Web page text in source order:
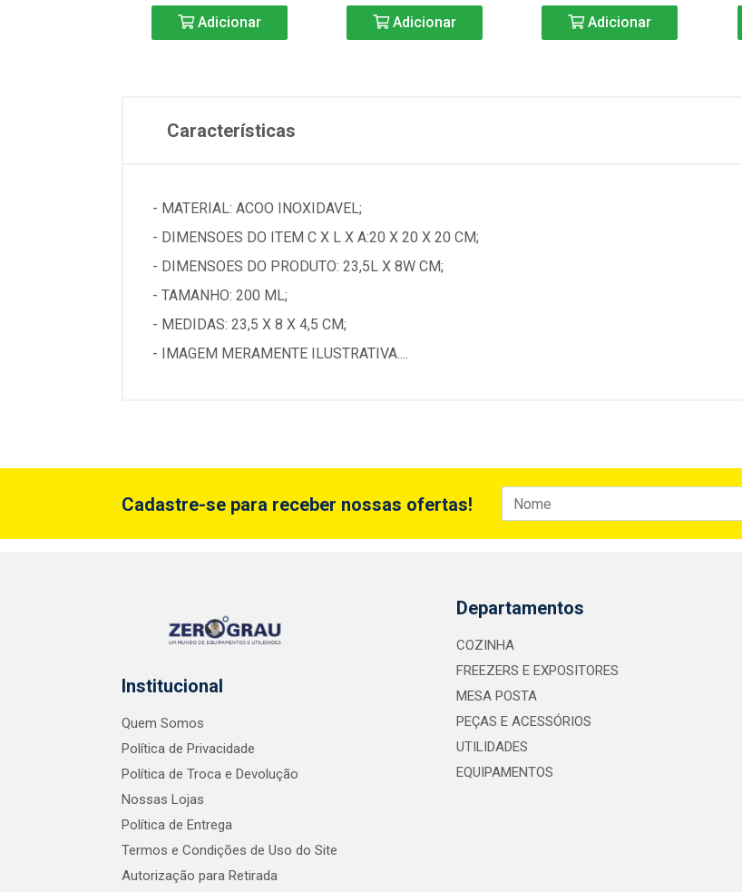
Adicionar Adicionar Adicionar
Características
- MATERIAL: ACOO INOXIDAVEL;
- DIMENSOES DO ITEM C X L X A:20 X 20 X 20 CM;
- DIMENSOES DO PRODUTO: 23,5L X 8W CM;
- TAMANHO: 200 ML;
- MEDIDAS: 23,5 X 8 X 4,5 CM;
- IMAGEM MERAMENTE ILUSTRATIVA....
Cadastre-se para receber nossas ofertas!
Institucional
Quem Somos
Política de Privacidade
Política de Troca e Devolução
Nossas Lojas
Política de Entrega
Termos e Condições de Uso do Site
Autorização para Retirada
Departamentos
COZINHA
FREEZERS E EXPOSITORES
MESA POSTA
PEÇAS E ACESSÓRIOS
UTILIDADES
EQUIPAMENTOS